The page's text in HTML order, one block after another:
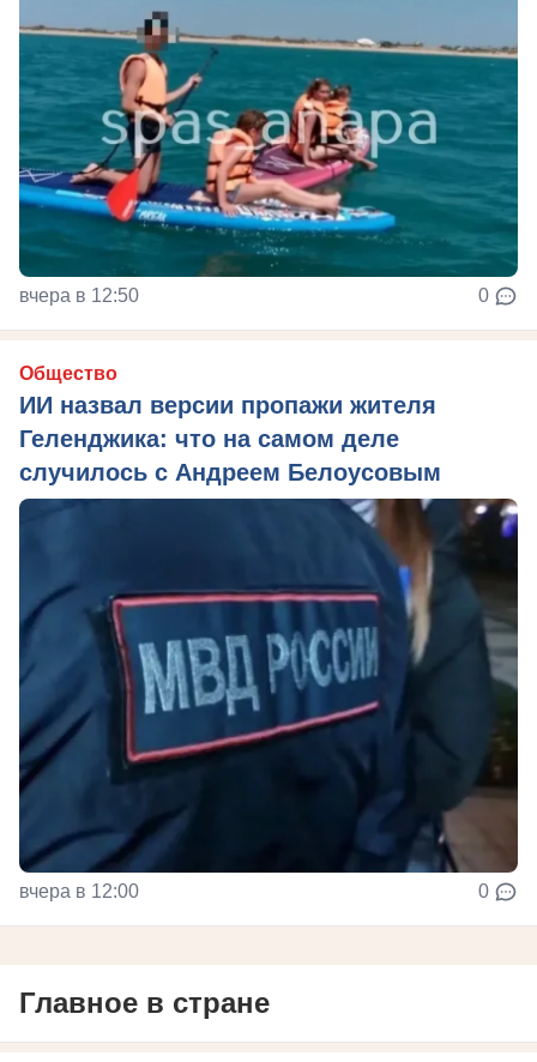
вчера в 12:50 0
Общество
ИИ назвал версии пропажи жителя
Геленджика: что на самом деле
случилось с Андреем Белоусовым
вчера в 12:00 0
Главное в стране